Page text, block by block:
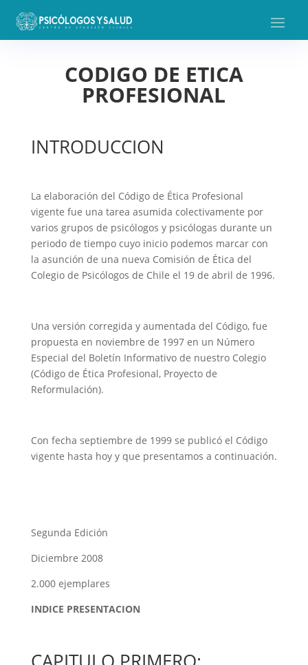
CODIGO DE ETICA
PROFESIONAL
INTRODUCCION
La elaboración del Código de Ética Profesional
vigente fue una tarea asumida colectivamente por
varios grupos de psicólogos y psicólogas durante un
periodo de tiempo cuyo inicio podemos marcar con
la asunción de una nueva Comisión de Ética del
Colegio de Psicólogos de Chile el 19 de abril de 1996.
Una versión corregida y aumentada del Código, fue
propuesta en noviembre de 1997 en un Número
Especial del Boletín Informativo de nuestro Colegio
(Código de Ética Profesional, Proyecto de
Reformulación).
Con fecha septiembre de 1999 se publicó el Código
vigente hasta hoy y que presentamos a continuación.
Segunda Edición
Diciembre 2008
2.000 ejemplares
INDICE PRESENTACION